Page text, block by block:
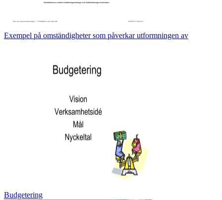
Exempel på omständigheter som påverkar utformningen av
Budgetering